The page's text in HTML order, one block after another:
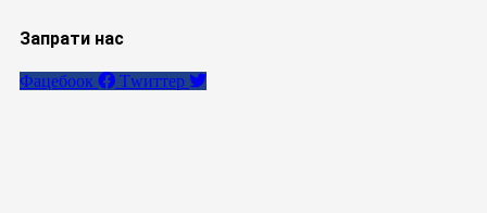
Запрати нас
Фацебоок Тwиттер